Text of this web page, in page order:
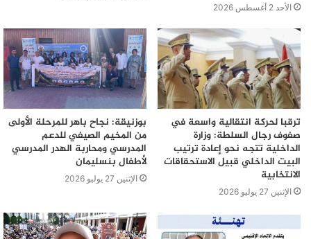
الأحد 2 أغسطس 2026
ترقبا لحركة انتقالية واسعة في
صفوف رجال السلطة: وزارة
الداخلية تتجه نحو إعادة ترتيب
البيت الداخلي قبيل الاستحقاقات
الانتخابية
الإثنين 27 يوليو 2026
بوزنيقة: نجاح باهر للمرحلة الأولى
من المخيم الصيفي للدعم
المدرسي ومحاربة الهدر المدرسي
لأطفال بنسليمان
الإثنين 27 يوليو 2026